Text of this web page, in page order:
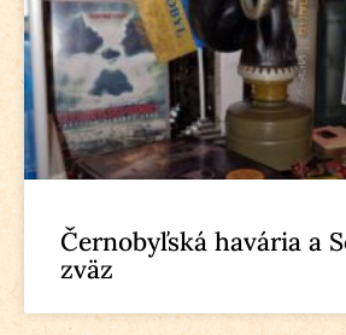
Černobyľská havária a
zväz